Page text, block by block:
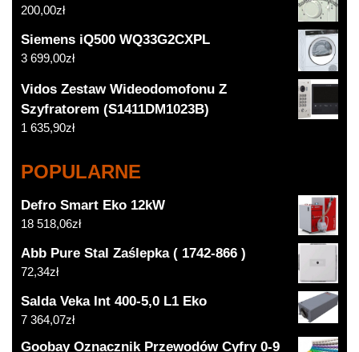
200,00zł
Siemens iQ500 WQ33G2CXPL
3 699,00zł
Vidos Zestaw Wideodomofonu Z
Szyfratorem (S1411DM1023B)
1 635,90zł
POPULARNE
Defro Smart Eko 12kW
18 518,06zł
Abb Pure Stal Zaślepka ( 1742-866 )
72,34zł
Salda Veka Int 400-5,0 L1 Eko
7 364,07zł
Goobay Oznacznik Przewodów Cyfry 0-9